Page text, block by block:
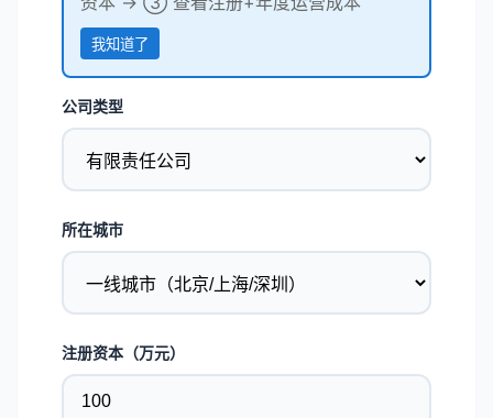
我知道了
公司类型
所在城市
注册资本（万元）